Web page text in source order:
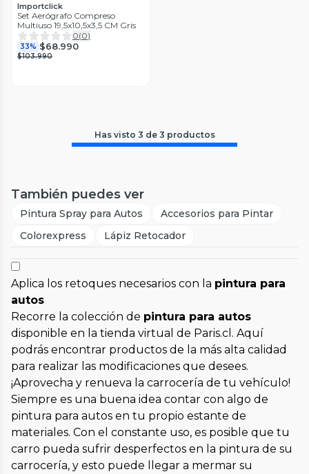
Importclick
Set Aerógrafo Compreso
Multiuso 19,5x10,5x3,5 CM Gris
0(0)
33% $68.990
$103.990
Has visto 3 de 3 productos
También puedes ver
Pintura Spray para Autos
Accesorios para Pintar
Colorexpress
Lápiz Retocador
Aplica los retoques necesarios con la pintura para
autos
Recorre la colección de pintura para autos
disponible en la tienda virtual de Paris.cl. Aquí
podrás encontrar productos de la más alta calidad
para realizar las modificaciones que desees.
¡Aprovecha y renueva la carrocería de tu vehículo!
Siempre es una buena idea contar con algo de
pintura para autos en tu propio estante de
materiales. Con el constante uso, es posible que tu
carro pueda sufrir desperfectos en la pintura de su
carrocería, y esto puede llegar a mermar su